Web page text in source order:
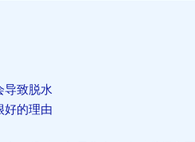
导致脱水
好的理由